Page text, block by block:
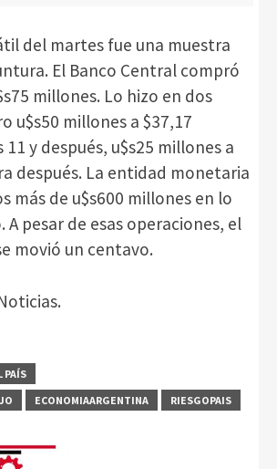
del martes fue una muestra
El Banco Central compró
millones. Lo hizo en dos
u$s50 millones a $37,17
y después, u$s25 millones a
después. La entidad monetaria
más de u$s600 millones en lo
A pesar de esas operaciones, el
movió un centavo.
PAÍS
ECONOMIAARGENTINA RIESGOPAIS